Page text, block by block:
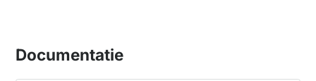
Documentatie